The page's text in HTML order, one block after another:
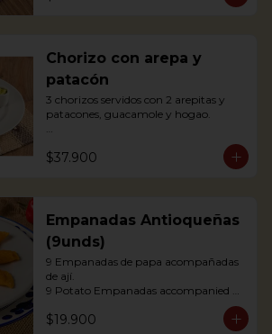
crunchiness, accompanied by creole
potatoes, onion and agras reduction.
Chorizo con arepa y
patacón
3 chorizos servidos con 2 arepitas y
patacones, guacamole y hogao.
Antioquian Sausage with arepa and
green plantains.
$37.900
Empanadas Antioqueñas
(9unds)
9 Empanadas de papa acompañadas
de ají.
9 Potato Empanadas accompanied
$19.900